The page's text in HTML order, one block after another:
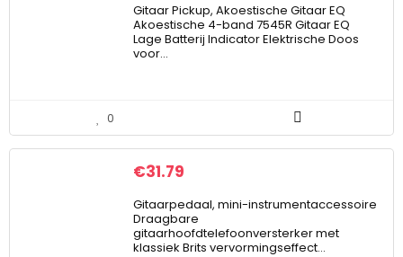
Gitaar Pickup, Akoestische Gitaar EQ
Akoestische 4-band 7545R Gitaar EQ
Lage Batterij Indicator Elektrische Doos
voor…
0
€31.79
Gitaarpedaal, mini-instrumentaccessoire
Draagbare
gitaarhoofdtelefoonversterker met
klassiek Brits vervormingseffect…